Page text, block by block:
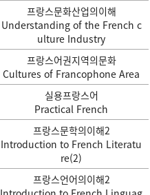
프랑스문화산업의이해
Understanding of the French c
ulture Industry
프랑스어권지역의문화
Cultures of Francophone Area
실용프랑스어
Practical French
프랑스문학의이해2
Introduction to French Literatu
re(2)
프랑스언어의이해2